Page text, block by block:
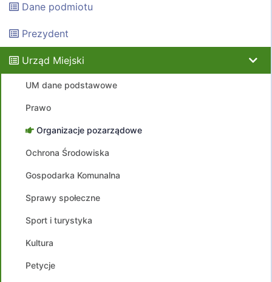
Dane podmiotu
Prezydent
Urząd Miejski
UM dane podstawowe
Prawo
Organizacje pozarządowe
Ochrona Środowiska
Gospodarka Komunalna
Sprawy społeczne
Sport i turystyka
Kultura
Petycje